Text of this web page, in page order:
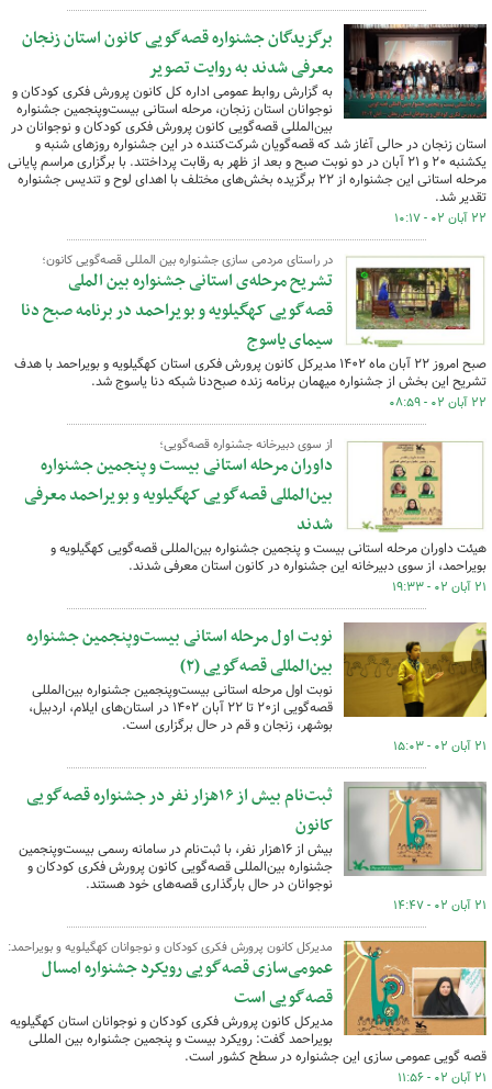
برگزیدگان جشنواره قصه‌گویی کانون استان زنجان
معرفی شدند به روایت تصویر
به گزارش روابط عمومی اداره کل کانون پرورش فکری کودکان و
نوجوانان استان زنجان، مرحله استانی بیست‌وپنجمین جشنواره
بین‌المللی ‌قصه‌گویی کانون پرورش فکری کودکان و نوجوانان در
استان زنجان در حالی آغاز شد که قصه‌گویان شرکت‌کننده در این جشنواره روزهای شنبه و
یکشنبه ۲۰ و ۲۱ آبان در دو نوبت صبح و بعد از ظهر به رقابت پرداختند. با برگزاری مراسم پایانی
مرحله استانی این جشنواره از ۲۲ برگزیده بخش‌های مختلف با اهدای لوح و تندیس جشنواره
تقدیر شد.
۲۲ آبان ۰۲ - ۱۰:۱۷
در راستای مردمی سازی جشنواره بین المللی قصه‌گویی کانون؛
تشریح مرحله‌ی استانی جشنواره بین الملی
قصه‌گویی کهگیلویه و بویراحمد در برنامه صبح دنا
سیمای یاسوج
صبح امروز ۲۲ آبان ماه ۱۴۰۲ مدیرکل کانون پرورش فکری استان کهگیلویه و بویراحمد با هدف
تشریح این بخش از جشنواره میهمان برنامه زنده صبح‌دنا شبکه دنا یاسوج شد.
۲۲ آبان ۰۲ - ۰۸:۵۹
از سوی دبیرخانه جشنواره قصه‌گویی؛
داوران مرحله استانی بیست و پنجمین جشنواره
بین‌المللی قصه‌گویی کهگیلویه و بویراحمد معرفی
شدند
هیئت داوران مرحله استانی بیست و پنجمین جشنواره بین‌المللی قصه‌گویی کهگیلویه و
بویراحمد، از سوی دبیرخانه این جشنواره در کانون استان معرفی شدند.
۲۱ آبان ۰۲ - ۱۹:۳۳
نوبت اول مرحله استانی بیست‌وپنجمین جشنواره
بین‌المللی قصه‌گویی (۲)
نوبت اول مرحله استانی بیست‌وپنجمین جشنواره بین‌المللی
قصه‌گویی از۲۰ تا ۲۲ آبان ۱۴۰۲ در استان‌های ایلام، اردبیل،
بوشهر، زنجان و قم در حال برگزاری است.
۲۱ آبان ۰۲ - ۱۵:۰۳
ثبت‌نام بیش از ۱۶هزار نفر در جشنواره قصه‌گویی
کانون
بیش از ۱۶هزار نفر، با ثبت‌نام در سامانه رسمی بیست‌وپنجمین
جشنواره بین‌المللی قصه‌گویی کانون پرورش فکری کودکان و
نوجوانان در حال بارگذاری قصه‌های خود هستند.
۲۱ آبان ۰۲ - ۱۴:۴۷
مدیرکل کانون پرورش فکری کودکان و نوجوانان کهگیلویه و بویراحمد:
عمومی‌سازی قصه‌گویی رویکرد جشنواره امسال
قصه‌گویی است
مدیرکل کانون پرورش فکری کودکان و نوجوانان استان کهگیلویه
بویراحمد گفت: رویکرد بیست و پنجمین جشنواره بین المللی
قصه گویی عمومی سازی این جشنواره در سطح کشور است.
۲۱ آبان ۰۲ - ۱۱:۵۶